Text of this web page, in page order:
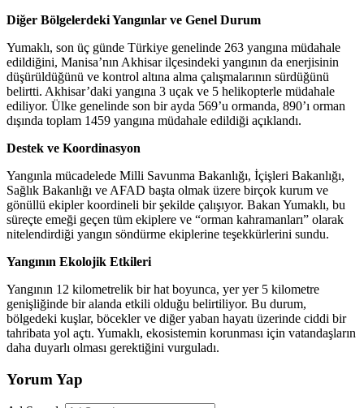
Diğer Bölgelerdeki Yangınlar ve Genel Durum
Yumaklı, son üç günde Türkiye genelinde 263 yangına müdahale
edildiğini, Manisa’nın Akhisar ilçesindeki yangının da enerjisinin
düşürüldüğünü ve kontrol altına alma çalışmalarının sürdüğünü
belirtti. Akhisar’daki yangına 3 uçak ve 5 helikopterle müdahale
ediliyor. Ülke genelinde son bir ayda 569’u ormanda, 890’ı orman
dışında toplam 1459 yangına müdahale edildiği açıklandı.
Destek ve Koordinasyon
Yangınla mücadelede Milli Savunma Bakanlığı, İçişleri Bakanlığı,
Sağlık Bakanlığı ve AFAD başta olmak üzere birçok kurum ve
gönüllü ekipler koordineli bir şekilde çalışıyor. Bakan Yumaklı, bu
süreçte emeği geçen tüm ekiplere ve “orman kahramanları” olarak
nitelendirdiği yangın söndürme ekiplerine teşekkürlerini sundu.
Yangının Ekolojik Etkileri
Yangının 12 kilometrelik bir hat boyunca, yer yer 5 kilometre
genişliğinde bir alanda etkili olduğu belirtiliyor. Bu durum,
bölgedeki kuşlar, böcekler ve diğer yaban hayatı üzerinde ciddi bir
tahribata yol açtı. Yumaklı, ekosistemin korunması için vatandaşların
daha duyarlı olması gerektiğini vurguladı.
Yorum Yap